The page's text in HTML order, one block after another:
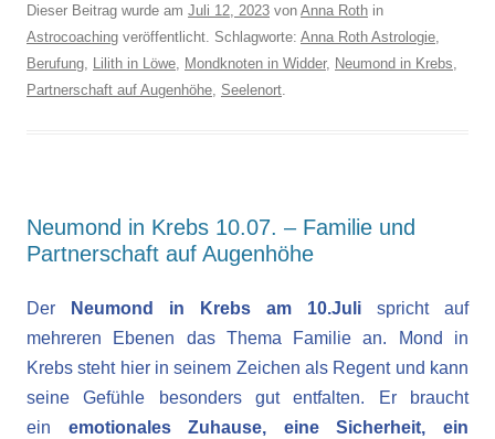
Dieser Beitrag wurde am Juli 12, 2023 von Anna Roth in
Astrocoaching veröffentlicht. Schlagworte: Anna Roth Astrologie,
Berufung, Lilith in Löwe, Mondknoten in Widder, Neumond in Krebs,
Partnerschaft auf Augenhöhe, Seelenort.
Neumond in Krebs 10.07. – Familie und
Partnerschaft auf Augenhöhe
Der Neumond in Krebs am 10.Juli spricht auf
mehreren Ebenen das Thema Familie an. Mond in
Krebs steht hier in seinem Zeichen als Regent und kann
seine Gefühle besonders gut entfalten. Er braucht
ein emotionales Zuhause, eine Sicherheit, ein